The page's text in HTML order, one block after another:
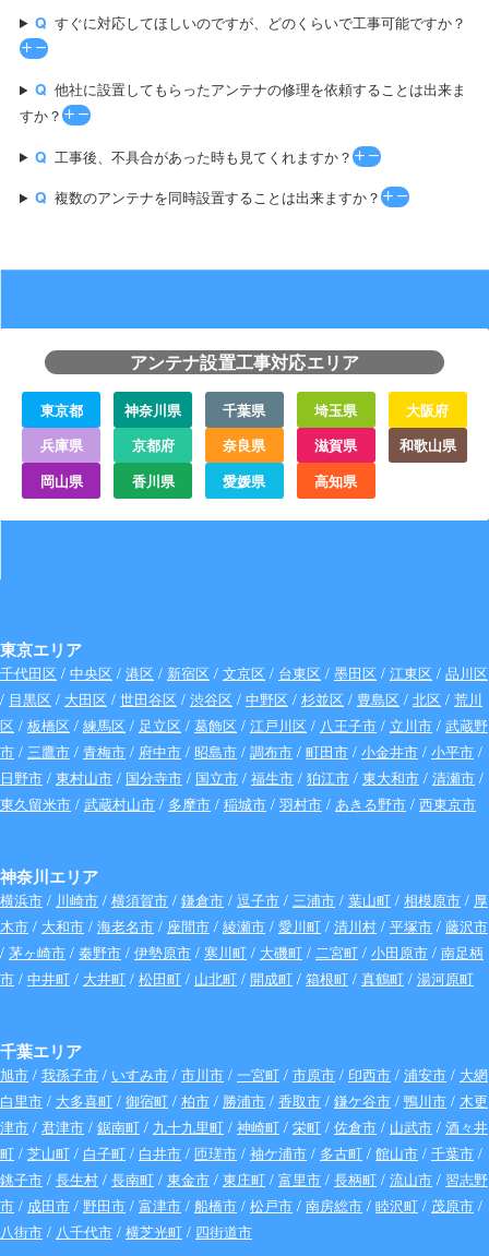
すぐに対応してほしいのですが、どのくらいで工事可能ですか？
他社に設置してもらったアンテナの修理を依頼することは出来ま
すか？
工事後、不具合があった時も見てくれますか？
複数のアンテナを同時設置することは出来ますか？
アンテナ設置工事対応エリア
東京都 神奈川県 千葉県 埼玉県
大阪府
兵庫県
京都府 奈良県 滋賀県
和歌山県
岡山県
香川県 愛媛県 高知県
東京エリア
千代田区 / 中央区 / 港区 / 新宿区 / 文京区 / 台東区 / 墨田区 / 江東区 / 品川区
/ 目黒区 / 大田区 / 世田谷区 / 渋谷区 / 中野区 / 杉並区 / 豊島区 / 北区 / 荒川
区 / 板橋区 / 練馬区 / 足立区 / 葛飾区 / 江戸川区 / 八王子市 / 立川市 / 武蔵野
市 / 三鷹市 / 青梅市 / 府中市 / 昭島市 / 調布市 / 町田市 / 小金井市 / 小平市 /
日野市 / 東村山市 / 国分寺市 / 国立市 / 福生市 / 狛江市 / 東大和市 / 清瀬市 /
東久留米市 / 武蔵村山市 / 多摩市 / 稲城市 / 羽村市 / あきる野市 / 西東京市
神奈川エリア
横浜市 / 川崎市 / 横須賀市 / 鎌倉市 / 逗子市 / 三浦市 / 葉山町 / 相模原市 / 厚
木市 / 大和市 / 海老名市 / 座間市 / 綾瀬市 / 愛川町 / 清川村 / 平塚市 / 藤沢市
/ 茅ヶ崎市 / 秦野市 / 伊勢原市 / 寒川町 / 大磯町 / 二宮町 / 小田原市 / 南足柄
市 / 中井町 / 大井町 / 松田町 / 山北町 / 開成町 / 箱根町 / 真鶴町 / 湯河原町
千葉エリア
旭市 / 我孫子市 / いすみ市 / 市川市 / 一宮町 / 市原市 / 印西市 / 浦安市 / 大網
白里市 / 大多喜町 / 御宿町 / 柏市 / 勝浦市 / 香取市 / 鎌ケ谷市 / 鴨川市 / 木更
津市 / 君津市 / 鋸南町 / 九十九里町 / 神崎町 / 栄町 / 佐倉市 / 山武市 / 酒々井
町 / 芝山町 / 白子町 / 白井市 / 匝瑳市 / 袖ケ浦市 / 多古町 / 館山市 / 千葉市 /
銚子市 / 長生村 / 長南町 / 東金市 / 東庄町 / 富里市 / 長柄町 / 流山市 / 習志野
市 / 成田市 / 野田市 / 富津市 / 船橋市 / 松戸市 / 南房総市 / 睦沢町 / 茂原市 /
八街市 / 八千代市 / 横芝光町 / 四街道市